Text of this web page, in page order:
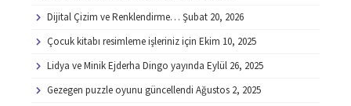
Dijital Çizim ve Renklendirme… Şubat 20, 2026
Çocuk kitabı resimleme işleriniz için Ekim 10, 2025
Lidya ve Minik Ejderha Dingo yayında Eylül 26, 2025
Gezegen puzzle oyunu güncellendi Ağustos 2, 2025